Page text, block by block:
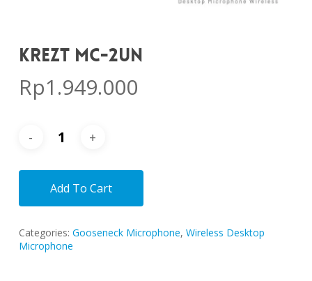
KREZT MC-2UN
Rp1.949.000
Add To Cart
Categories: Gooseneck Microphone, Wireless Desktop
Microphone